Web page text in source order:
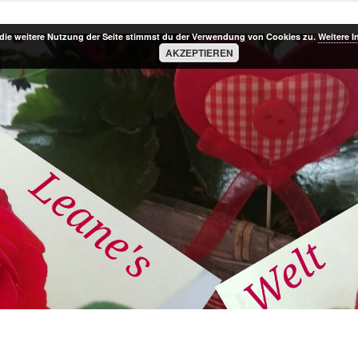
weitere Nutzung der Seite stimmst du der Verwendung von Cookies zu.Weitere
AKZEPTIEREN